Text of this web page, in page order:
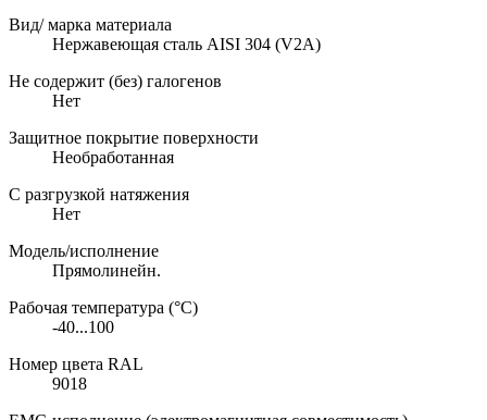
Вид/ марка материала
Нержавеющая сталь AISI 304 (V2A)
Не содержит (без) галогенов
Нет
Защитное покрытие поверхности
Необработанная
С разгрузкой натяжения
Нет
Модель/исполнение
Прямолинейн.
Рабочая температура (°C)
-40...100
Номер цвета RAL
9018